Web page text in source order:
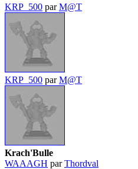
KRP_500 parM@T
KRP_500 parM@T
Krach'Bulle
WAAAGH parThordval